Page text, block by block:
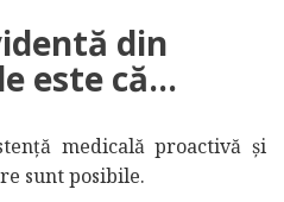
din
este că…
medicală proactivă și
sunt posibile.